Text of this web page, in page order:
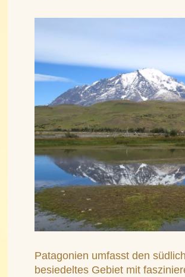
Patagonien umfasst den
besiedeltes Gebiet mit